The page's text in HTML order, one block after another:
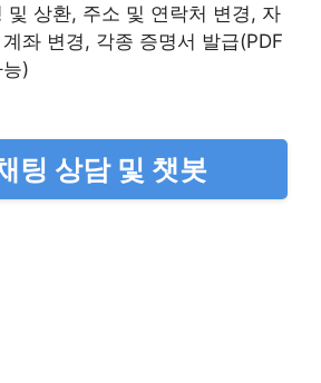
및 상환, 주소 및 연락처 변경, 자
좌 변경, 각종 증명서 발급(PDF
)
팅 상담 및 챗봇